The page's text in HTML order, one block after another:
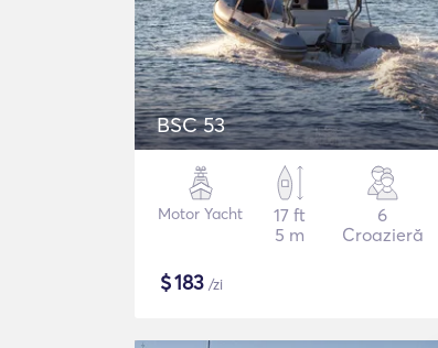
BSC 53
Motor Yacht
17 ft
5 m
6
Croazieră
$183 /zi